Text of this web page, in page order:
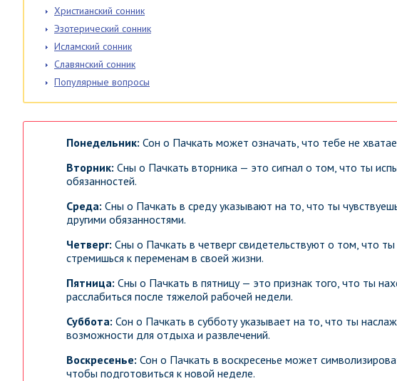
Христианский сонник
Эзотерический сонник
Исламский сонник
Славянский сонник
Популярные вопросы
Понедельник: Сон о Пачкать может означать, что тебе не
Вторник: Сны о Пачкать вторника — это сигнал о том, что ты
обязанностей.
Среда: Сны о Пачкать в среду указывают на то, что ты
другими обязанностями.
Четверг: Сны о Пачкать в четверг свидетельствуют о том, что
стремишься к переменам в своей жизни.
Пятница: Сны о Пачкать в пятницу — это признак того, что ты
расслабиться после тяжелой рабочей недели.
Суббота: Сон о Пачкать в субботу указывает на то, что ты
возможности для отдыха и развлечений.
Воскресенье: Сон о Пачкать в воскресенье может
чтобы подготовиться к новой неделе.